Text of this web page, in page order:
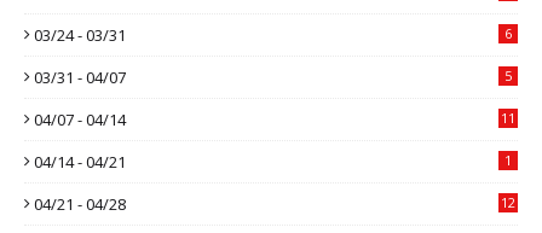
03/24 - 03/31 6
03/31 - 04/07 5
04/07 - 04/14 11
04/14 - 04/21 1
04/21 - 04/28 12